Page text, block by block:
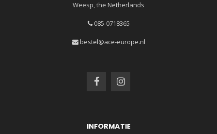
Weesp, the Netherlands
085-0718365
bestel@ace-europe.nl
INFORMATIE